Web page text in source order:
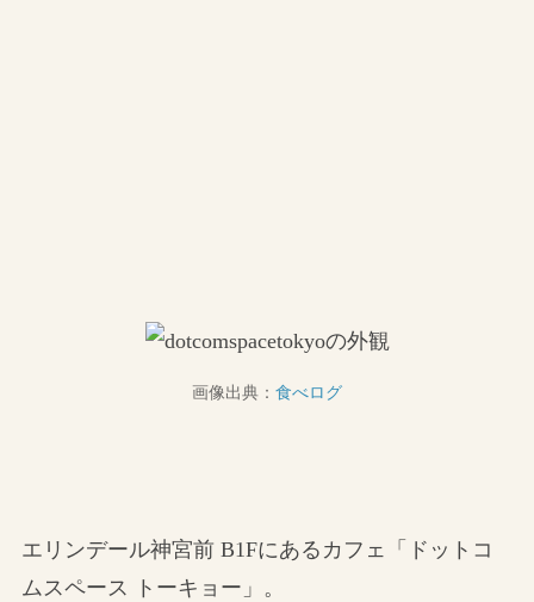
画像出典： 食べログ
エリンデール神宮前 B1Fにあるカフェ「ドットコ
ムスペース トーキョー」。